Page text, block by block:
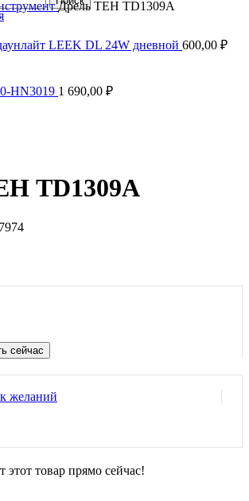
Дрель ТЕН TD1309A
LEEK DL 24W дневной 600,00 ₽
HN3019 1 690,00 ₽
TD1309A
сейчас
желаний
этот товар прямо сейчас!